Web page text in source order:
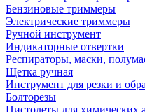
Бензиновые триммеры
Электрические триммеры
Ручной инструмент
Индикаторные отвертки
Респираторы, маски,
Щетка ручная
Инструмент для резки и
Болторезы
Пистолеты для химических